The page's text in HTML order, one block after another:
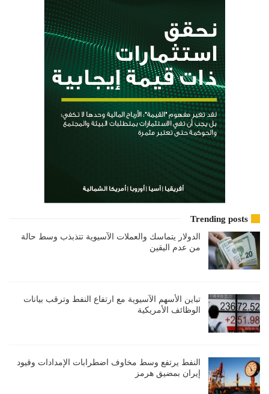
Trending posts
الدولار يتماسك والعملات الآسيوية تتذبذب وسط حالة
من عدم اليقين
تباين الأسهم الآسيوية مع ارتفاع النفط وترقب بيانات
الوظائف الأمريكية
النفط يرتفع وسط مخاوف اضطرابات الإمدادات وقيود
إيران بمضيق هرمز